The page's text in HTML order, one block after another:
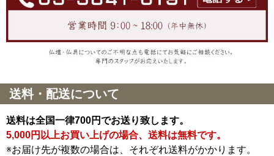
送料・配送について
送料は全国一律700円でお送り致します。
5,000円以上お買い上げの場合、送料は無料です。
※お届け先が複数の場合は、それぞれ送料がかかります。